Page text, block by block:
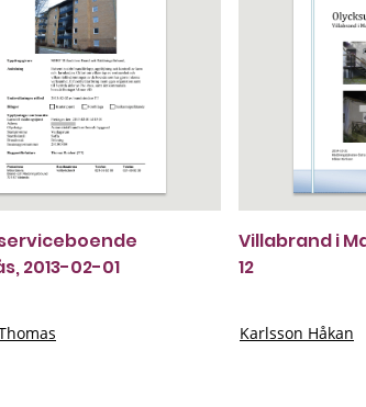
2013-02-01
Villabrand i
12
Karlsson Håkan